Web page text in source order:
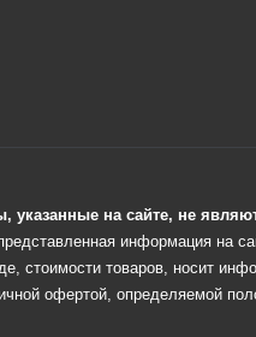
указанные на сайте, не
информация на
стоимости товаров, носит
офертой, определяемой